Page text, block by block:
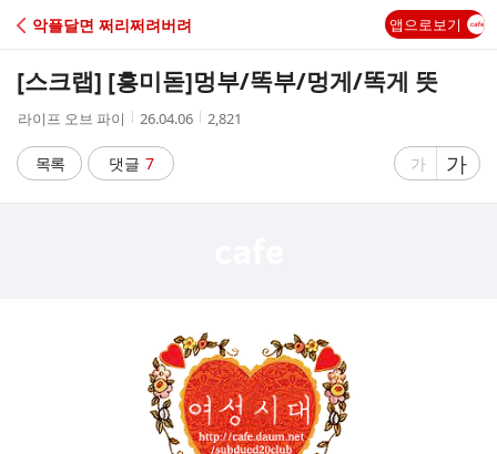
C
A
악플달면 쩌리쩌려버려 앱으로보기
[스크랩] [흥미돋]멍부/똑부/멍게/똑게 뜻
작
자
라이프 오브 파이
작
시
간
26.04.06
조
2,821
목록 댓글 7
글
가
글
자
가